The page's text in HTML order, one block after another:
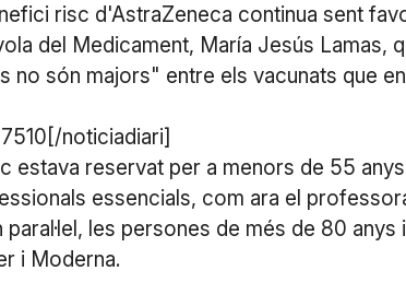
risc d'AstraZeneca continua sent
del Medicament, María Jesús Lamas,
no són majors" entre els vacunats que
noticiadiari]
estava reservat per a menors de 55
essencials, com ara el
paral·lel, les persones de més de 80
i Moderna.